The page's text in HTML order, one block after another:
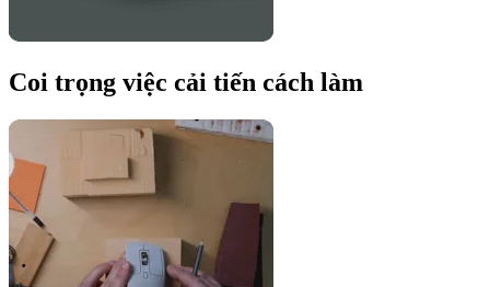
Coi trọng việc cải tiến cách làm